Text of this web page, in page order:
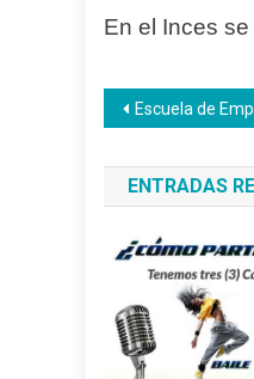
En el Inces
de
entradas
Escuela de Emprendedores del Inces dicta charla sobre
ENTRADAS